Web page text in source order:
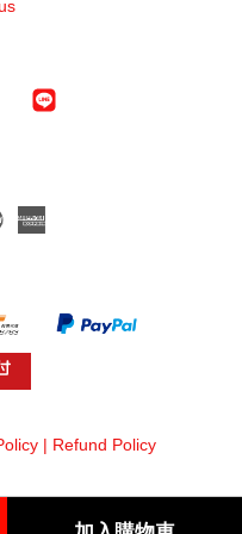
Instagram
Master
| Refund Policy